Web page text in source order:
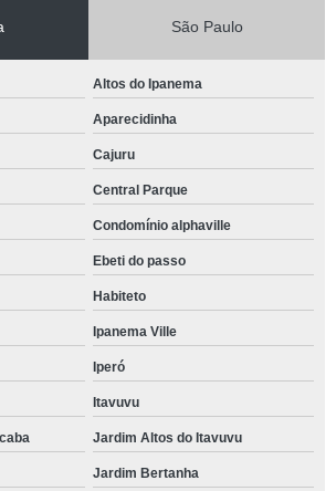
São Paulo
Altos do Ipanema
Aparecidinha
Cajuru
Central Parque
Condomínio alphaville
Ebeti do passo
Habiteto
Ipanema Ville
Iperó
Itavuvu
Jardim Altos do Itavuvu
Jardim Bertanha